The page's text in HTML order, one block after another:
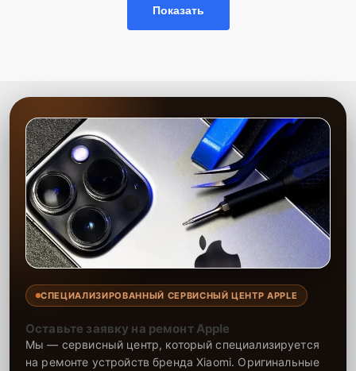
Показать
СПЕЦИАЛИЗИРОВАННЫЙ СЕРВИСНЫЙ ЦЕНТР APPLE
Оставьте заявку на ремонт Apple
Мы — сервисный центр, который специализируется
на ремонте устройств бренда Xiaomi. Оригинальные